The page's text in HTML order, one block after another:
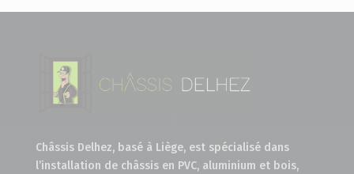
Châssis Delhez, basé à Liège, est spécialisé dans
l’installation de châssis en PVC, aluminium et bois,